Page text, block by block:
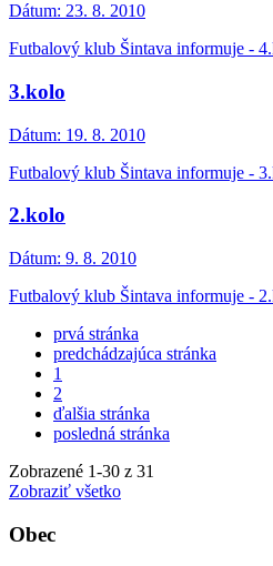
Dátum: 23. 8. 2010
Futbalový klub Šintava informuje -
3.kolo
Dátum: 19. 8. 2010
Futbalový klub Šintava informuje -
2.kolo
Dátum: 9. 8. 2010
Futbalový klub Šintava informuje -
prvá stránka
predchádzajúca stránka
1
2
ďalšia stránka
posledná stránka
Zobrazené 1-30 z 31
Zobraziť všetko
Obec